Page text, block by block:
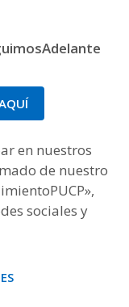
en nuestros
de nuestro
sociales y